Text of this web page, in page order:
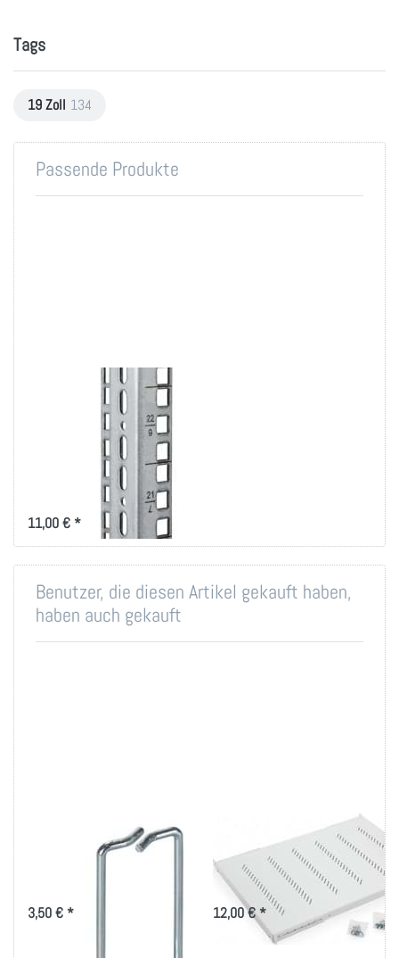
Tags
19 Zoll 134
Passende Produkte
Befestigungsschiene
4 bis 18 HE im 2er-
kurze 19"-Rasterschiene als
vertikale Montageleiste für den
Serverschrank
11,00 € *
Benutzer, die diesen Artikel gekauft haben,
haben auch gekauft
Rangierbügel
40x80mm, vertikale
3,50 € *
19 Zoll Fachboden
bis 80kg Belastung
in versch. Tiefen
12,00 € *